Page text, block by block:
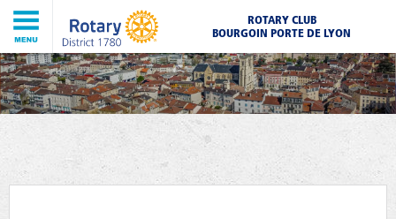
ROTARY CLUB
BOURGOIN PORTE DE LYON